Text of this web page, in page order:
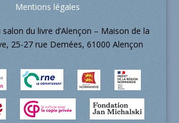
Mentions légales
du livre d’Alençon – Maison de la
25-27 rue Demées, 61000 Alençon